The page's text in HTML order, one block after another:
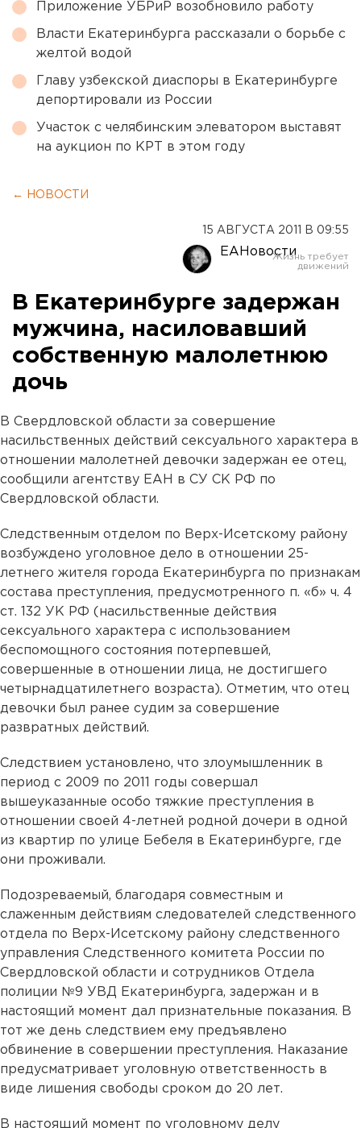
Приложение УБРиР возобновило работу
Власти Екатеринбурга рассказали о борьбе с
желтой водой
Главу узбекской диаспоры в Екатеринбурге
депортировали из России
Участок с челябинским элеватором выставят
на аукцион по КРТ в этом году
← НОВОСТИ
15 АВГУСТА 2011 В 09:55
ЕАНовости
В Екатеринбурге задержан
мужчина, насиловавший
собственную малолетнюю
дочь
В Свердловской области за совершение
насильственных действий сексуального характера в
отношении малолетней девочки задержан ее отец,
сообщили агентству ЕАН в СУ СК РФ по
Свердловской области.
Следственным отделом по Верх-Исетскому району
возбуждено уголовное дело в отношении 25-
летнего жителя города Екатеринбурга по признакам
состава преступления, предусмотренного п. «б» ч. 4
ст. 132 УК РФ (насильственные действия
сексуального характера с использованием
беспомощного состояния потерпевшей,
совершенные в отношении лица, не достигшего
четырнадцатилетнего возраста). Отметим, что отец
девочки был ранее судим за совершение
развратных действий.
Следствием установлено, что злоумышленник в
период с 2009 по 2011 годы совершал
вышеуказанные особо тяжкие преступления в
отношении своей 4-летней родной дочери в одной
из квартир по улице Бебеля в Екатеринбурге, где
они проживали.
Подозреваемый, благодаря совместным и
слаженным действиям следователей следственного
отдела по Верх-Исетскому району следственного
управления Следственного комитета России по
Свердловской области и сотрудников Отдела
полиции №9 УВД Екатеринбурга, задержан и в
настоящий момент дал признательные показания. В
тот же день следствием ему предъявлено
обвинение в совершении преступления. Наказание
предусматривает уголовную ответственность в
виде лишения свободы сроком до 20 лет.
В настоящий момент по уголовному делу